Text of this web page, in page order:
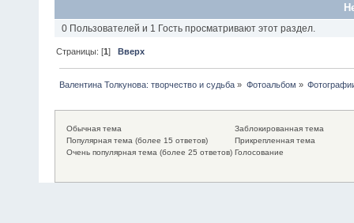
0 Пользователей и 1 Гость просматривают этот раздел.
Страницы: [1]Вверх
Валентина Толкунова: творчество и судьба » Фотоальбом »
Обычная тема
Популярная тема (более 15 ответов)
Очень популярная тема (более 25 ответов)
Заблокированная тема
Прикрепленная тема
Голосование